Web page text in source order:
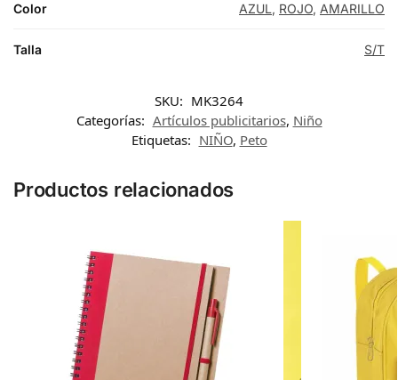
Color AZUL, ROJO, AMARILLO
Talla S/T
SKU: MK3264
Categorías: Artículos publicitarios, Niño
Etiquetas: NIÑO, Peto
Productos relacionados